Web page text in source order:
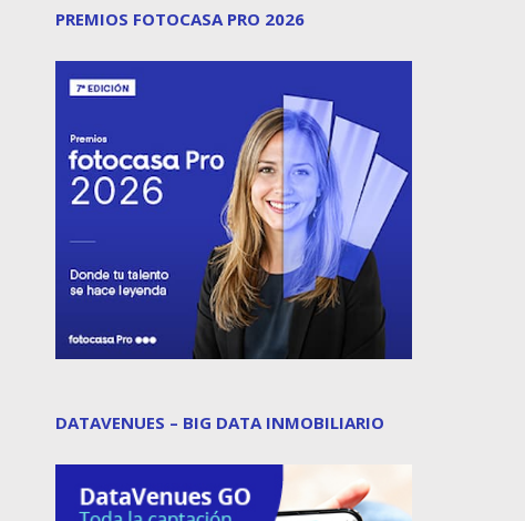
PREMIOS FOTOCASA PRO 2026
DATAVENUES – BIG DATA INMOBILIARIO